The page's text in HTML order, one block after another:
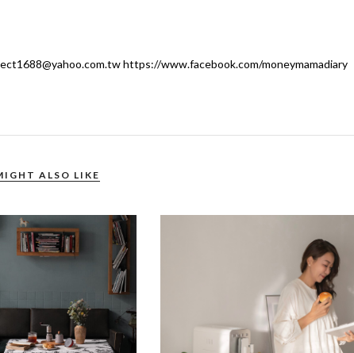
https://www.facebook.com/moneymamadiary
ALSO LIKE